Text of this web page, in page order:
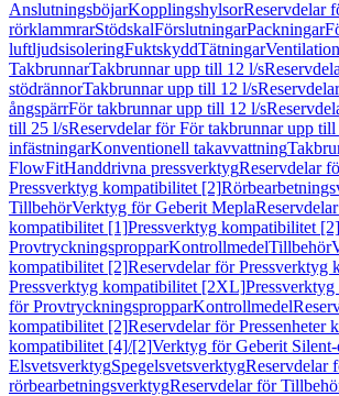
AnslutningsböjarKopplingshylsorReservdelar
rörklammrarStödskalFörslutningarPackningar
luftljudsisoleringFuktskyddTätningar
TakbrunnarTakbrunnar upp till 12 l/s
stödrännorTakbrunnar upp till 12 l/s
ångspärrFör takbrunnar upp till 12 l/s
till 25 l/sReservdelar för För takbrunnar upp till
infästningarKonventionell takavvattning
FlowFitHanddrivna pressverktygReservdelar
Pressverktyg kompatibilitet [2]
TillbehörVerktyg för Geberit Mepla
kompatibilitet [1]Pressverktyg kompatibilitet [2]
ProvtryckningspropparKontrollmedelTillbehör
kompatibilitet [2]Reservdelar för Pressverktyg
Pressverktyg kompatibilitet [2XL]
för ProvtryckningspropparKontrollmedel
kompatibilitet [2]Reservdelar för Pressenheter
kompatibilitet [4]/[2]Verktyg för Geberit
ElsvetsverktygSpegelsvetsverktygReservdelar
rörbearbetningsverktygReservdelar för